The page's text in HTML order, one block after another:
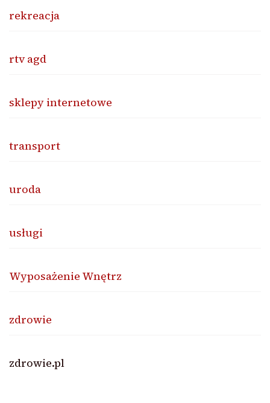
rekreacja
rtv agd
sklepy internetowe
transport
uroda
usługi
Wyposażenie Wnętrz
zdrowie
zdrowie.pl